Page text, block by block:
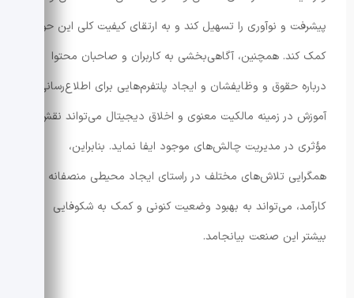
پیشرفت و نوآوری را تسهیل کند و به ارتقای کیفیت کلی این حوزه
کمک کند. همچنین، آگاهی‌بخشی به کاربران و صاحبان محتوا
درباره حقوق و وظایفشان و ایجاد پلتفرم‌هایی برای اطلاع‌رسانی و
آموزش در زمینه مالکیت معنوی و اخلاق دیجیتال می‌تواند نقش
مؤثری در مدیریت چالش‌های موجود ایفا نماید. بنابراین،
همگرایی تلاش‌های مختلف در راستای ایجاد محیطی منصفانه و
کارآمد، می‌تواند به بهبود وضعیت کنونی و کمک به شکوفایی
بیشتر این صنعت بیانجامد.